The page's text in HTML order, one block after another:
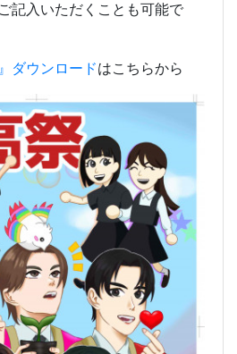
いただくことも可能で
ダウンロードはこちらから